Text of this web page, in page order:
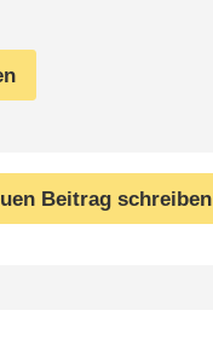
Beitrag schreiben